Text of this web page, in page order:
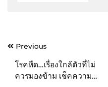
PostPrevious
โรคหืด…เรื่องใกล้ตัวที่ไม่
ควรมองข้าม เช็คความ